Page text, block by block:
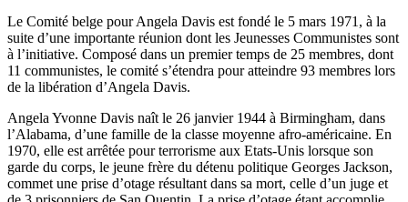
Le Comité belge pour Angela Davis est fondé le 5 mars 1971, à la
suite d’une importante réunion dont les Jeunesses Communistes sont
à l’initiative. Composé dans un premier temps de 25 membres, dont
11 communistes, le comité s’étendra pour atteindre 93 membres lors
de la libération d’Angela Davis.
Angela Yvonne Davis naît le 26 janvier 1944 à Birmingham, dans
l’Alabama, d’une famille de la classe moyenne afro-américaine. En
1970, elle est arrêtée pour terrorisme aux Etats-Unis lorsque son
garde du corps, le jeune frère du détenu politique Georges Jackson,
commet une prise d’otage résultant dans sa mort, celle d’un juge et